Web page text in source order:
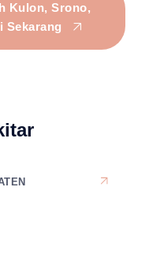
Kulon, Srono,
Sekarang